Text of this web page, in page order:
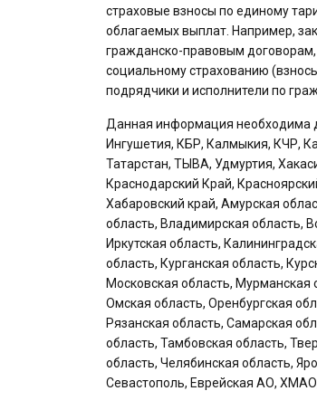
страховые взносы по единому
облагаемых выплат. Например,
гражданско-правовым
социальному страхованию
подрядчики и исполнители по
Данная информация необходима
Ингушетия, КБР, Калмыкия, КЧР,
Татарстан, ТЫВА, Удмуртия,
Краснодарский Край,
Хабаровский край, Амурская
область, Владимирская область,
Иркутская область,
область, Курганская область,
Московская область, Мурманская
Омская область, Оренбургская
Рязанская область, Самарская
область, Тамбовская область,
область, Челябинская область,
Севастополь, Еврейская АО,